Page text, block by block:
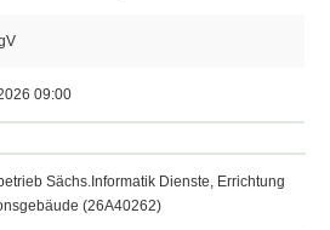
09:00
Sächs.Informatik Dienste, Errichtung
(26A40262)